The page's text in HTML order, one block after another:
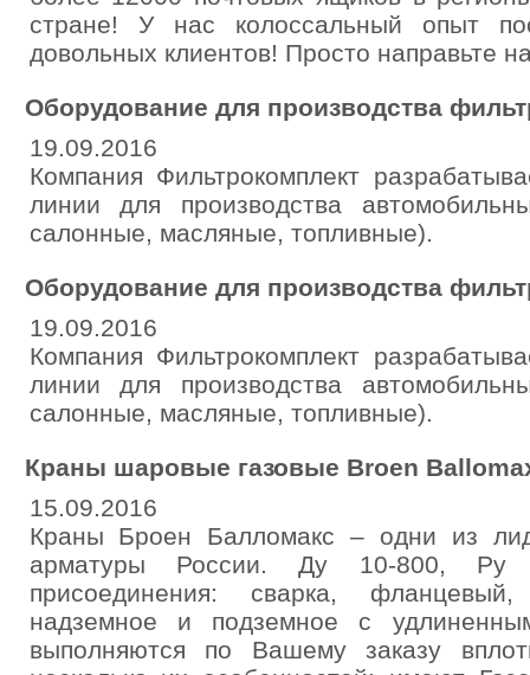
стране! У нас колоссальный опыт
довольных клиентов! Просто направьте
Оборудование для производства
19.09.2016
Компания Фильтрокомплект
линии для производства
салонные, масляные, топливные).
Оборудование для производства
19.09.2016
Компания Фильтрокомплект
линии для производства
салонные, масляные, топливные).
Краны шаровые газовые Broen
15.09.2016
Краны Броен Балломакс – одни из
арматуры России. Ду 10-800, Ру
присоединения: сварка,
надземное и подземное с
выполняются по Вашему заказу